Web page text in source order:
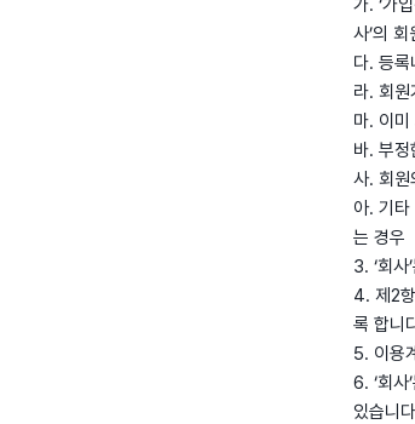
가. ‘가
사’의
다. 등
라. 회
마. 이
바. 부정
사. 회원
아. 기타
는 경우
3. ‘회
4. 제2
록 합니
5. 이용
6. ‘회사
있습니